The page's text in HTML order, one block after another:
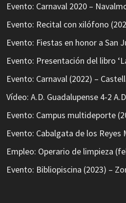
Evento: Carnaval 2020 –
Evento: Recital con xilófono
Evento: Fiestas en honor a San
Evento: Presentación del libro
Evento: Carnaval (2022) –
Vídeo: A.D. Guadalupense 4-2
Evento: Campus multideporte
Evento: Cabalgata de los
Empleo: Operario de limpieza
Evento: Bibliopiscina (2023) –